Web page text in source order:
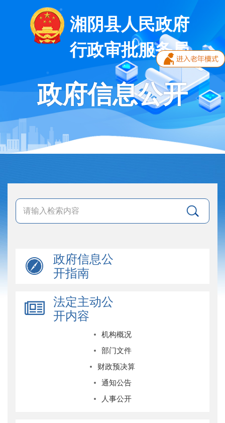
湘阴县人民政府
行政审批服务局
政府信息公开
政府信息公
开指南
法定主动公
开内容
机构概况
部门文件
财政预决算
通知公告
人事公开